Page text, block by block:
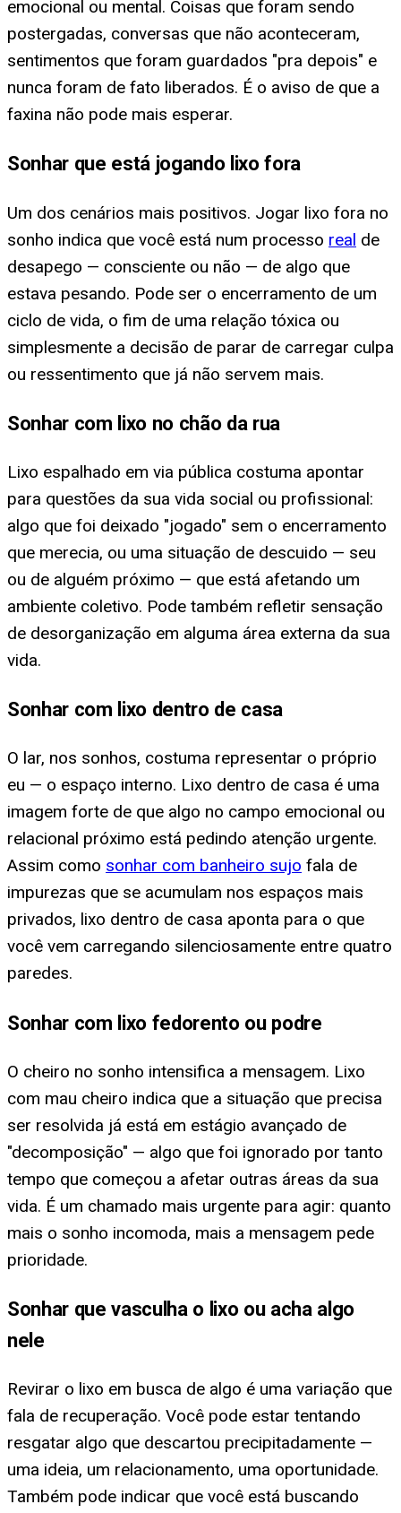
emocional ou mental. Coisas que foram sendo
postergadas, conversas que não aconteceram,
sentimentos que foram guardados "pra depois" e
nunca foram de fato liberados. É o aviso de que a
faxina não pode mais esperar.
Sonhar que está jogando lixo fora
Um dos cenários mais positivos. Jogar lixo fora no
sonho indica que você está num processo real de
desapego — consciente ou não — de algo que
estava pesando. Pode ser o encerramento de um
ciclo de vida, o fim de uma relação tóxica ou
simplesmente a decisão de parar de carregar culpa
ou ressentimento que já não servem mais.
Sonhar com lixo no chão da rua
Lixo espalhado em via pública costuma apontar
para questões da sua vida social ou profissional:
algo que foi deixado "jogado" sem o encerramento
que merecia, ou uma situação de descuido — seu
ou de alguém próximo — que está afetando um
ambiente coletivo. Pode também refletir sensação
de desorganização em alguma área externa da sua
vida.
Sonhar com lixo dentro de casa
O lar, nos sonhos, costuma representar o próprio
eu — o espaço interno. Lixo dentro de casa é uma
imagem forte de que algo no campo emocional ou
relacional próximo está pedindo atenção urgente.
Assim como sonhar com banheiro sujo fala de
impurezas que se acumulam nos espaços mais
privados, lixo dentro de casa aponta para o que
você vem carregando silenciosamente entre quatro
paredes.
Sonhar com lixo fedorento ou podre
O cheiro no sonho intensifica a mensagem. Lixo
com mau cheiro indica que a situação que precisa
ser resolvida já está em estágio avançado de
"decomposição" — algo que foi ignorado por tanto
tempo que começou a afetar outras áreas da sua
vida. É um chamado mais urgente para agir: quanto
mais o sonho incomoda, mais a mensagem pede
prioridade.
Sonhar que vasculha o lixo ou acha algo
nele
Revirar o lixo em busca de algo é uma variação que
fala de recuperação. Você pode estar tentando
resgatar algo que descartou precipitadamente —
uma ideia, um relacionamento, uma oportunidade.
Também pode indicar que você está buscando